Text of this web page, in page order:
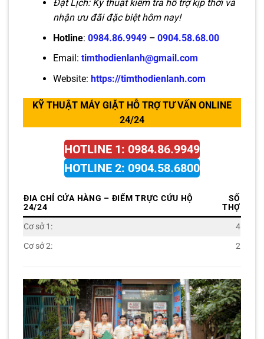
Đặt Lịch: Kỹ thuật kiểm tra hỗ trợ kịp thời và
nhận ưu đãi đặc biệt hôm nay!
Hotline: 0984.86.9949– 0904.58.68.00
Email: timthodienlanh@gmail.com
Website: https://timthodienlanh.com
KỸ THUẬT MÁY GIẶT HỖ TRỢ TƯ VẤN ONLINE
24/24
HOTLINE 1: 0984.86.9949
HOTLINE 2: 0904.58.6800
ĐIA CHỈ CỬA HÀNG – ĐIỂM TRỰC CỨU HỘ
24/24
SỐ
THỢ
Cơ sở 1:
4
Cơ sở 2:
2